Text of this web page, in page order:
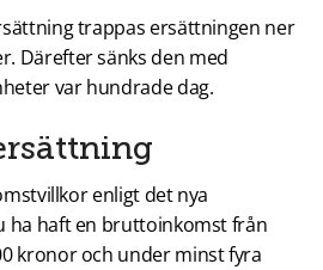
trappas ersättningen ner
Därefter sänks den med
var hundrade dag.
enligt det nya
ha haft en bruttoinkomst från
kronor och under minst fyra